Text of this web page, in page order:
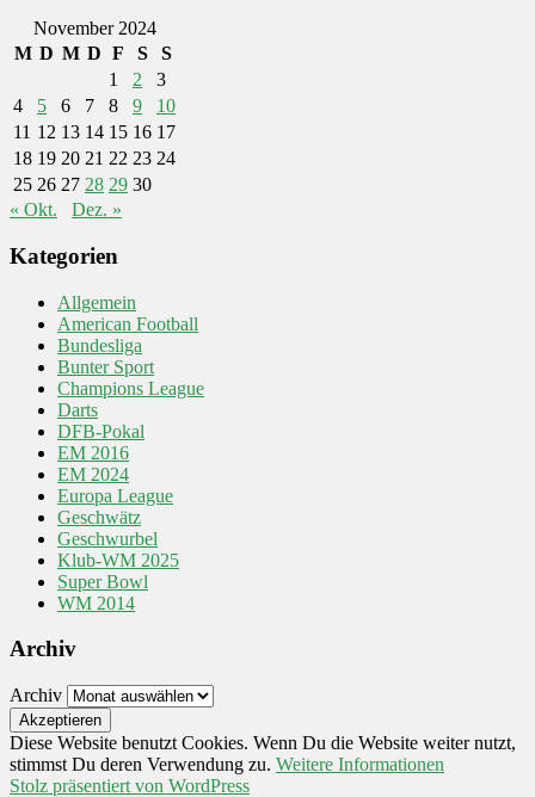
November 2024
M D M D F S
S
1
2
3
4
5 6 7 8 9
10
11 12 13 14 15 16 17
18 19 20 21 22 23 24
25 26 27 28 29 30
« Okt.
Dez. »
Kategorien
Allgemein
American Football
Bundesliga
Bunter Sport
Champions League
Darts
DFB-Pokal
EM 2016
EM 2024
Europa League
Geschwätz
Geschwurbel
Klub-WM 2025
Super Bowl
WM 2014
Archiv
Archiv
Diese Website benutzt Cookies. Wenn Du die Website weiter nutzt,
stimmst Du deren Verwendung zu. Weitere Informationen
Stolz präsentiert von WordPress